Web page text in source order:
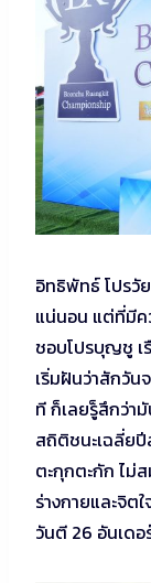
อิทธิพัทธ์ โปรวั
แน่นอน แต่ที่มีค
ชอบโปรบุญชู
เริ่มฝันว่าสักวัน
ที ก็เลยรู็สึกว่า
สถิติชนะเฉลี่ยปี
ตะกุกตะกัก ไม่
ร่างกายและจิต
วันตี 26 อันเด